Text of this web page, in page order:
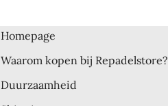
Homepage
Waarom kopen bij Repadelstore?
Duurzaamheid